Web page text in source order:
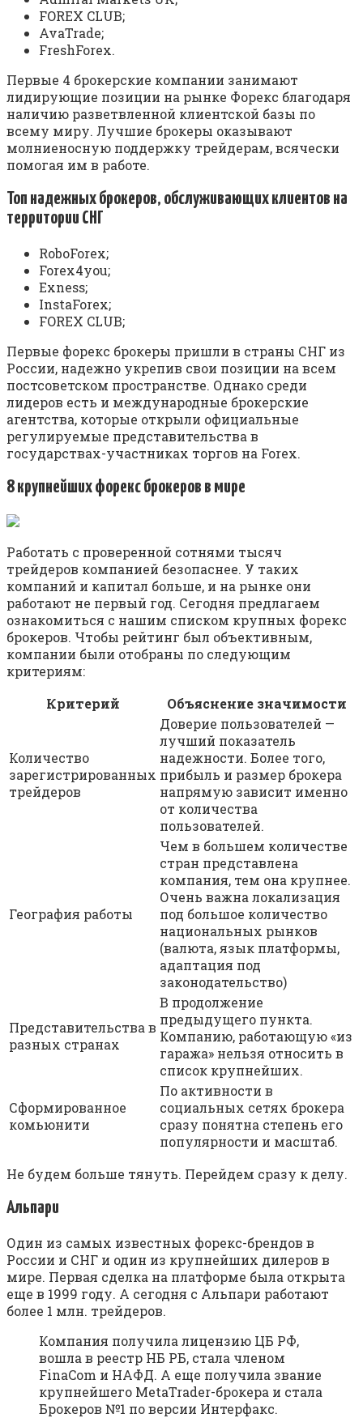
FOREX CLUB;
AvaTrade;
FreshForex.
Первые 4 брокерские компании занимают
лидирующие позиции на рынке Форекс благодаря
наличию разветвленной клиентской базы по
всему миру. Лучшие брокеры оказывают
молниеносную поддержку трейдерам, всячески
помогая им в работе.
Топ надежных брокеров, обслуживающих клиентов на
территории СНГ
RoboForex;
Forex4you;
Exness;
InstaForex;
FOREX CLUB;
Первые форекс брокеры пришли в страны СНГ из
России, надежно укрепив свои позиции на всем
постсоветском пространстве. Однако среди
лидеров есть и международные брокерские
агентства, которые открыли официальные
регулируемые представительства в
государствах-участниках торгов на Forex.
8 крупнейших форекс брокеров в мире
Работать с проверенной сотнями тысяч
трейдеров компанией безопаснее. У таких
компаний и капитал больше, и на рынке они
работают не первый год. Сегодня предлагаем
ознакомиться с нашим списком крупных форекс
брокеров. Чтобы рейтинг был объективным,
компании были отобраны по следующим
критериям:
Критерий
Объяснение значимости
Количество
зарегистрированных
трейдеров
Доверие пользователей —
лучший показатель
надежности. Более того,
прибыль и размер брокера
напрямую зависит именно
от количества
пользователей.
География работы
Чем в большем количестве
стран представлена
компания, тем она крупнее.
Очень важна локализация
под большое количество
национальных рынков
(валюта, язык платформы,
адаптация под
законодательство)
Представительства в
разных странах
В продолжение
предыдущего пункта.
Компанию, работающую «из
гаража» нельзя относить в
список крупнейших.
Сформированное
комьюнити
По активности в
социальных сетях брокера
сразу понятна степень его
популярности и масштаб.
Не будем больше тянуть. Перейдем сразу к делу.
Альпари
Один из самых известных форекс-брендов в
России и СНГ и один из крупнейших дилеров в
мире. Первая сделка на платформе была открыта
еще в 1999 году. А сегодня с Альпари работают
более 1 млн. трейдеров.
Компания получила лицензию ЦБ РФ,
вошла в реестр НБ РБ, стала членом
FinaCom и НАФД. А еще получила звание
крупнейшего MetaTrader-брокера и стала
Брокеров №1 по версии Интерфакс.